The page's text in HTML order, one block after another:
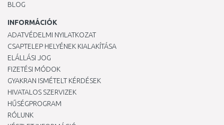
BLOG
INFORMÁCIÓK
ADATVÉDELMI NYILATKOZAT
CSAPTELEP HELYÉNEK KIALAKÍTÁSA
ELÁLLÁSI JOG
FIZETÉSI MÓDOK
GYAKRAN ISMÉTELT KÉRDÉSEK
HIVATALOS SZERVIZEK
HŰSÉGPROGRAM
RÓLUNK